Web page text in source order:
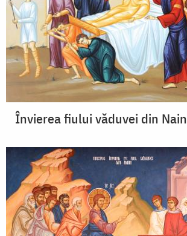
Învierea fiului văduvei din Nain